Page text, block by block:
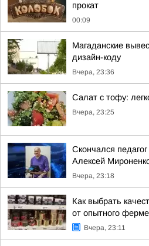
прокат
00:09
Магаданские
дизайн-коду
Вчера, 23:36
Салат с тофу:
Вчера, 23:25
Скончался педагог
Алексей
Вчера, 23:18
Как выбрать
от опытного
Вчера, 23:11